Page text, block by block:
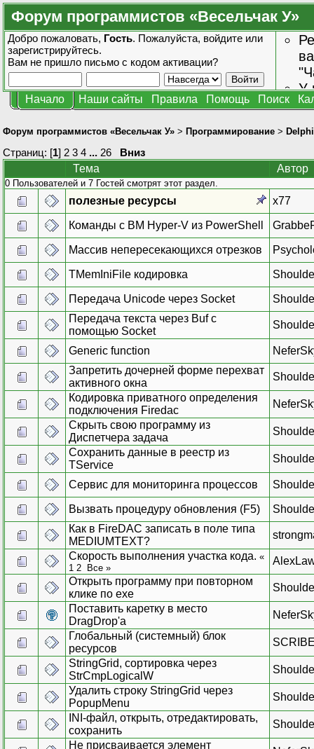
Форум программистов «Весельчак У»
Добро пожаловать, Гость. Пожалуйста, войдите или
зарегистрируйтесь.
Вам не пришло письмо с кодом активации?
У
Начало Наши сайты Правила Помощь Поиск
Форум программистов «Весельчак У» > Программирование > Delphi
Страниц: [1] 2 3 4 ... 26
Вниз
Тема
Автор
0 Пользователей и 7 Гостей смотрят этот раздел.
полезные ресурсы x77
Команды с ВМ Hyper-V из PowerShell
Массив непересекающихся отрезков
TMemIniFile кодировка
Передача Unicode через Socket
Передача текста через Buf с
помощью Socket
Generic function
Запретить дочерней форме перехват
активного окна
Кодировка приватного определения
подключения Firedac
Скрыть свою программу из
Диспетчера задача
Сохранить данные в реестр из
TService
Сервис для мониторинга процессов
Вызвать процедуру обновления (F5)
Как в FireDAC записать в поле типа
MEDIUMTEXT?
Скорость выполнения участка кода. «
1 2 Все »
Открыть программу при повторном
клике по exe
Поставить каретку в место
DragDrop'а
Глобальный (системный) блок
ресурсов
StringGrid, сортировка через
StrCmpLogicalW
Удалить строку StringGrid через
PopupMenu
INI-файл, открыть, отредактировать,
сохранить
Не присваивается элемент